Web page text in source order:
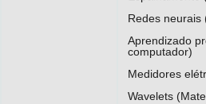
https://
http://
Redes neurais
Aprendizado
computador)
Medidores
Wavelets